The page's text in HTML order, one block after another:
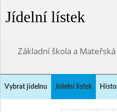
Jídelní lístek
Základní škola a
Vybrat jídelnu Jídelní lístek